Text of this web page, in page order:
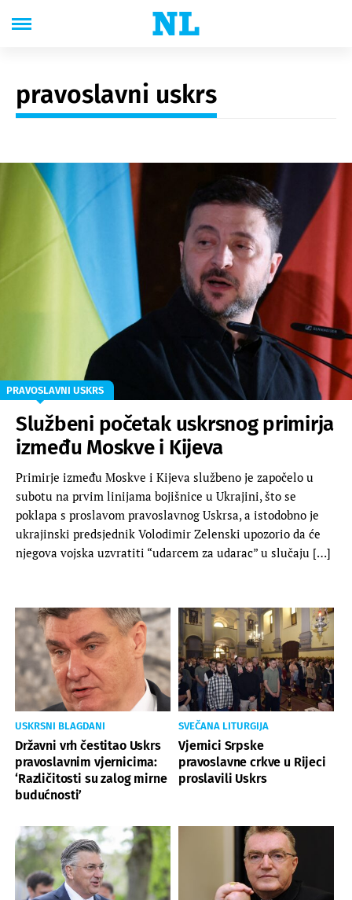
pravoslavni uskrs
PRAVOSLAVNI USKRS
Službeni početak uskrsnog primirja
između Moskve i Kijeva
Primirje između Moskve i Kijeva službeno je započelo u
subotu na prvim linijama bojišnice u Ukrajini, što se
poklapa s proslavom pravoslavnog Uskrsa, a istodobno je
ukrajinski predsjednik Volodimir Zelenski upozorio da će
njegova vojska uzvratiti “udarcem za udarac” u slučaju […]
USKRSNI BLAGDANI
Državni vrh čestitao Uskrs
pravoslavnim vjernicima:
‘Različitosti su zalog mirne
budućnosti’
SVEČANA LITURGIJA
Vjernici Srpske
pravoslavne crkve u Rijeci
proslavili Uskrs